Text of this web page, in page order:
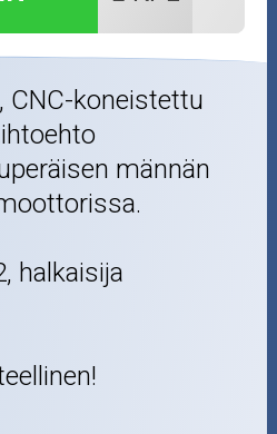
CNC-koneistettu
männän
halkaisija